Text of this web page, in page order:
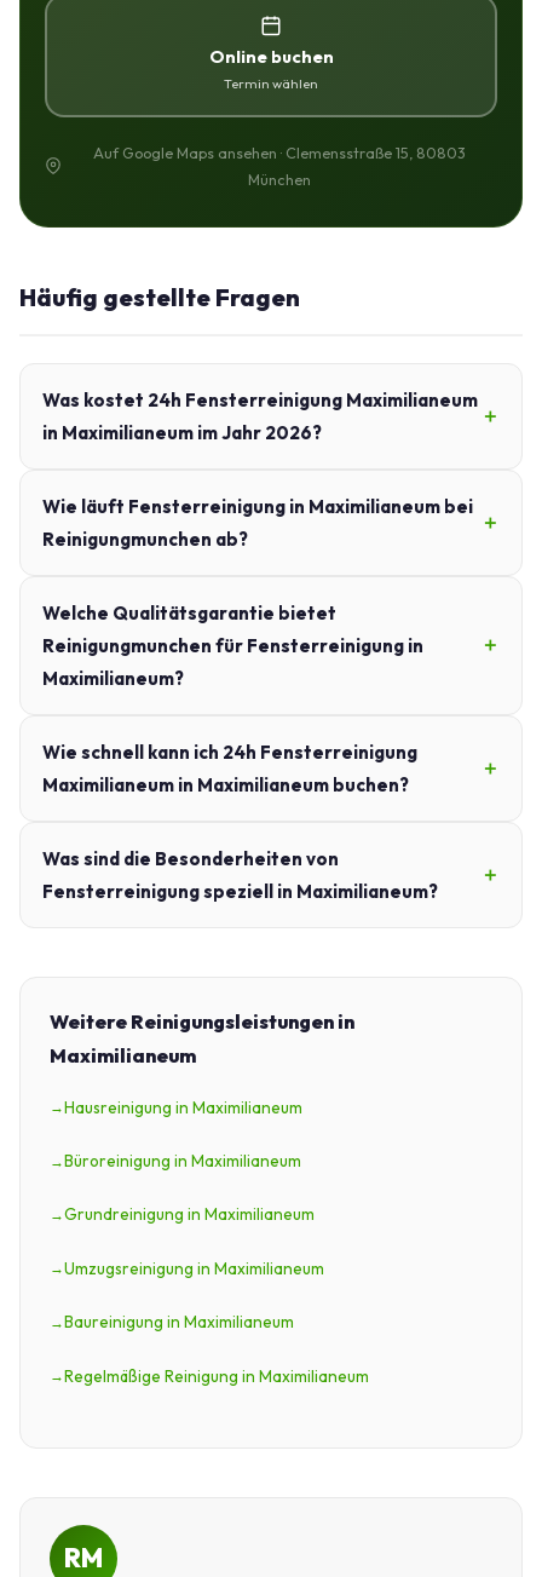
Online buchen
Termin wählen
Auf Google Maps ansehen · Clemensstraße 15, 80803
München
Häufig gestellte Fragen
Was kostet 24h Fensterreinigung Maximilianeum
in Maximilianeum im Jahr 2026?
Wie läuft Fensterreinigung in Maximilianeum bei
Reinigungmunchen ab?
Welche Qualitätsgarantie bietet
Reinigungmunchen für Fensterreinigung in
Maximilianeum?
Wie schnell kann ich 24h Fensterreinigung
Maximilianeum in Maximilianeum buchen?
Was sind die Besonderheiten von
Fensterreinigung speziell in Maximilianeum?
Weitere Reinigungsleistungen in
Maximilianeum
Hausreinigung in Maximilianeum
Büroreinigung in Maximilianeum
Grundreinigung in Maximilianeum
Umzugsreinigung in Maximilianeum
Baureinigung in Maximilianeum
Regelmäßige Reinigung in Maximilianeum
RM